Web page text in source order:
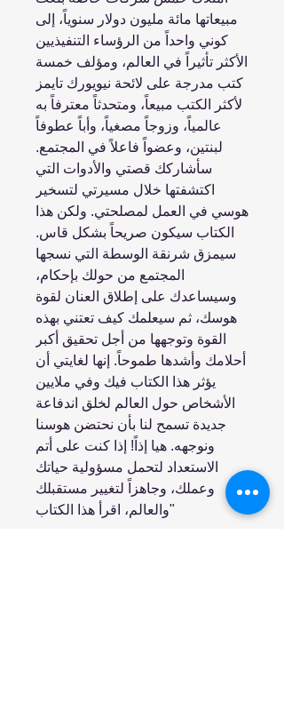
مبيعاتها مائة مليون دولار سنوياً، إلى
كوني واحداً من الرؤساء التنفيذيين
الأكثر تأثيراً في العالم، ومؤلف خمسة
كتب مدرجة على لائحة نيويورك تايمز
لأكثر الكتب مبيعاً، ومتحدثاً معترفاً به
عالمياً، وزوجاً مصغياً، وأباً عطوفاً
لبنتين، وعضواً فاعلاً في المجتمع.
سأشاركك قصتي والأدوات التي
اكتشفتها خلال مسيرتي لتسخير
هوسي في العمل لمصلحتي. ولكن هذا
الكتاب سيكون صريحاً بشكل قاس.
سيمزق شرنقة الوسطة التي نسجها
المجتمع من حولك بإحكام،
وسيساعدك على إطلاق العنان لقوة
هوسك، ثم سيعلمك كيف تعتني بهذه
القوة وتوجهها من أجل تحقيق أكبر
أحلامك وأشدها طموحاً. إنها لغايتي أن
يؤثر هذا الكتاب فيك وفي ملايين
الأشخاص حول العالم لخلق اندفاعة
جديدة تسمح لنا بأن نحتضن هوسنا
ونوجهه. هيا إذاً! إذا كنت على أتم
الاستعداد لتحمل مسؤولية حياتك
وعملك، وجاهزاً لتغيير مستقبلك
والعالم، اقرأ هذا الكتاب"